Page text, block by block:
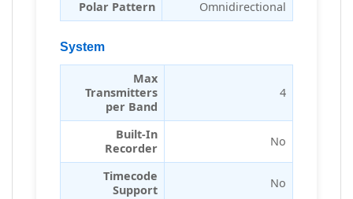
Polar Pattern Omnidirectional
System
Max
Transmitters
per Band
4
Built-In
Recorder
No
Timecode
Support
No